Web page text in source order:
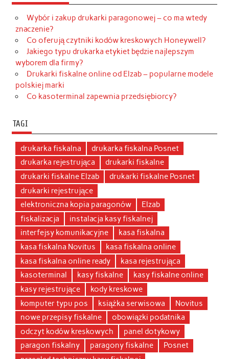
Wybór i zakup drukarki paragonowej – co ma wtedy
znaczenie?
Co oferują czytniki kodów kreskowych Honeywell?
Jakiego typu drukarka etykiet będzie najlepszym
wyborem dla firmy?
Drukarki fiskalne online od Elzab – popularne modele
polskiej marki
Co kasoterminal zapewnia przedsiębiorcy?
TAGI
drukarka fiskalna
drukarka fiskalna Posnet
drukarka rejestrująca
drukarki fiskalne
drukarki fiskalne Elzab
drukarki fiskalne Posnet
drukarki rejestrujące
elektroniczna kopia paragonów
Elzab
fiskalizacja
instalacja kasy fiskalnej
interfejsy komunikacyjne
kasa fiskalna
kasa fiskalna Novitus
kasa fiskalna online
kasa fiskalna online ready
kasa rejestrująca
kasoterminal
kasy fiskalne
kasy fiskalne online
kasy rejestrujące
kody kreskowe
komputer typu pos
książka serwisowa
Novitus
nowe przepisy fiskalne
obowiązki podatnika
odczyt kodów kreskowych
panel dotykowy
paragon fiskalny
paragony fiskalne
Posnet